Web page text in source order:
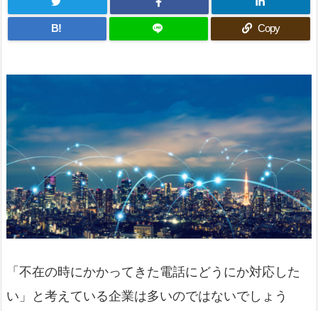
B! Copy
「不在の時にかかってきた電話にどうにか対応した
い」と考えている企業は多いのではないでしょう